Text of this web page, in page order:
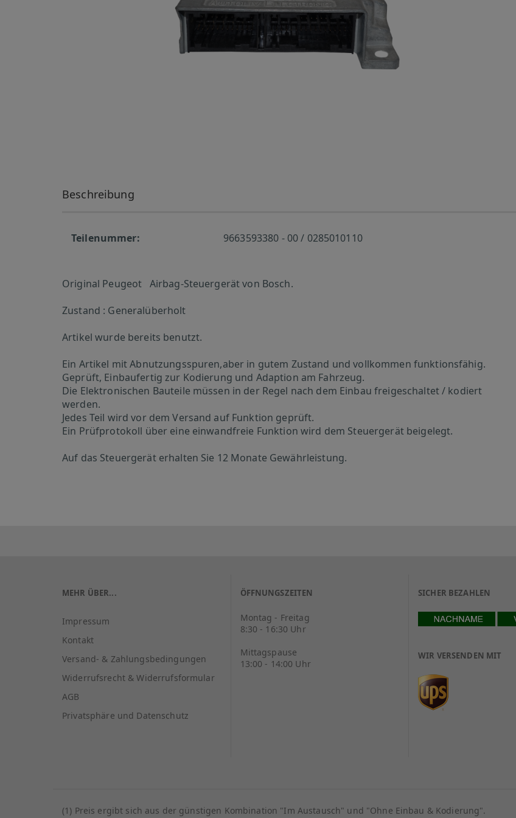
Beschreibung
Teilenummer: 9663593380 - 00 / 0285010110
Original Peugeot Airbag-Steuergerät von Bosch.
Zustand : Generalüberholt
Artikel wurde bereits benutzt.
Ein Artikel mit Abnutzungsspuren,aber in gutem Zustand und vollkommen funktionsfähig.
Geprüft, Einbaufertig zur Kodierung und Adaption am Fahrzeug.
Die Elektronischen Bauteile müssen in der Regel nach dem Einbau freigeschaltet / kodiert
werden.
Jedes Teil wird vor dem Versand auf Funktion geprüft.
Ein Prüfprotokoll über eine einwandfreie Funktion wird dem Steuergerät beigelegt.
Auf das Steuergerät erhalten Sie 12 Monate Gewährleistung.
MEHR ÜBER...
Impressum
Kontakt
Versand- & Zahlungsbedingungen
Widerrufsrecht & Widerrufsformular
AGB
Privatsphäre und Datenschutz
ÖFFNUNGSZEITEN
Montag - Freitag
8:30 - 16:30 Uhr
Mittagspause
13:00 - 14:00 Uhr
SICHER BEZAHLEN
WIR VERSENDEN MIT
(1) Preis ergibt sich aus der günstigen Kombination "Im Austausch" und "Ohne Einbau & Kodierung".